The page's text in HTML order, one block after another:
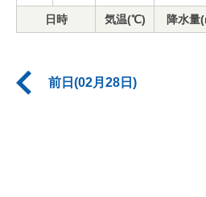
日時 気温(℃) 降水量
前日(02月28日)